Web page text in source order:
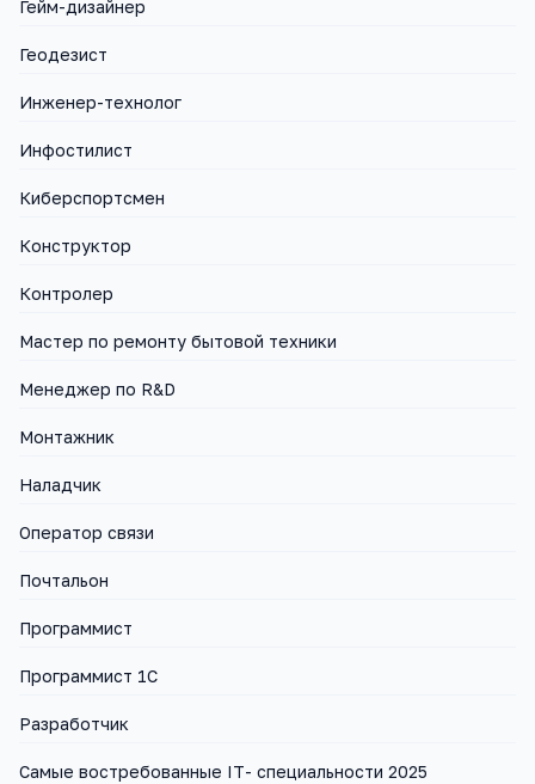
Гейм-дизайнер
Геодезист
Инженер-технолог
Инфостилист
Киберспортсмен
Конструктор
Контролер
Мастер по ремонту бытовой техники
Менеджер по R&D
Монтажник
Наладчик
Оператор связи
Почтальон
Программист
Программист 1С
Разработчик
Самые востребованные IT- специальности 2025